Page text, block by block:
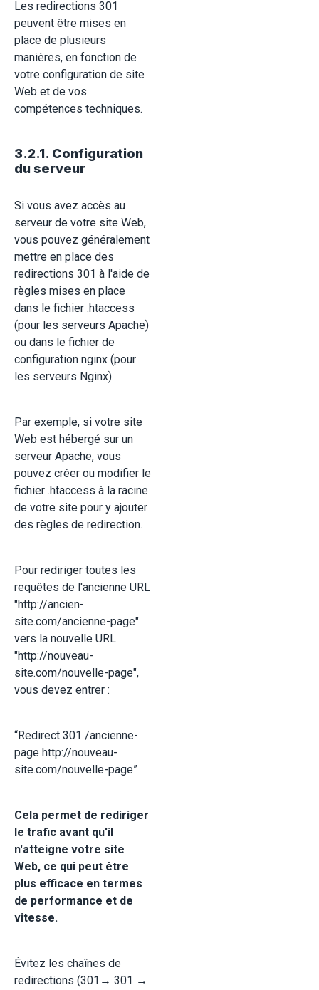
Les redirections 301
peuvent être mises en
place de plusieurs
manières, en fonction de
votre configuration de site
Web et de vos
compétences techniques.
3.2.1. Configuration
du serveur
Si vous avez accès au
serveur de votre site Web,
vous pouvez généralement
mettre en place des
redirections 301 à l'aide de
règles mises en place
dans le fichier .htaccess
(pour les serveurs Apache)
ou dans le fichier de
configuration nginx (pour
les serveurs Nginx).
Par exemple, si votre site
Web est hébergé sur un
serveur Apache, vous
pouvez créer ou modifier le
fichier .htaccess à la racine
de votre site pour y ajouter
des règles de redirection.
Pour rediriger toutes les
requêtes de l'ancienne URL
"http://ancien-
site.com/ancienne-page"
vers la nouvelle URL
"http://nouveau-
site.com/nouvelle-page",
vous devez entrer :
“Redirect 301 /ancienne-
page http://nouveau-
site.com/nouvelle-page”
Cela permet de rediriger
le trafic avant qu'il
n'atteigne votre site
Web, ce qui peut être
plus efficace en termes
de performance et de
vitesse.
Évitez les chaînes de
redirections (301→ 301 →